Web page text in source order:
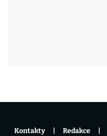
Kontakty Redakce